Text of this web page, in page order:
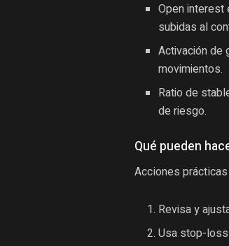
Open interest
subidas al
Activación de
movimientos.
Ratio de
de riesgo.
Qué pueden
Acciones
Revisa y
Usa stop-